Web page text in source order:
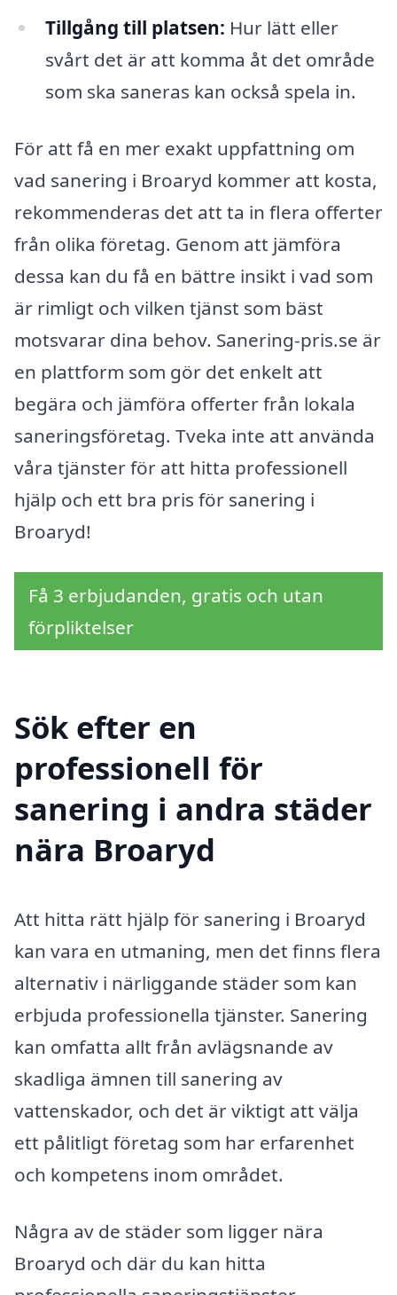
Tillgång till platsen: Hur lätt eller
svårt det är att komma åt det område
som ska saneras kan också spela in.
För att få en mer exakt uppfattning om
vad sanering i Broaryd kommer att kosta,
rekommenderas det att ta in flera offerter
från olika företag. Genom att jämföra
dessa kan du få en bättre insikt i vad som
är rimligt och vilken tjänst som bäst
motsvarar dina behov. Sanering-pris.se är
en plattform som gör det enkelt att
begära och jämföra offerter från lokala
saneringsföretag. Tveka inte att använda
våra tjänster för att hitta professionell
hjälp och ett bra pris för sanering i
Broaryd!
Få 3 erbjudanden, gratis och utan
förpliktelser
Sök efter en
professionell för
sanering i andra städer
nära Broaryd
Att hitta rätt hjälp för sanering i Broaryd
kan vara en utmaning, men det finns flera
alternativ i närliggande städer som kan
erbjuda professionella tjänster. Sanering
kan omfatta allt från avlägsnande av
skadliga ämnen till sanering av
vattenskador, och det är viktigt att välja
ett pålitligt företag som har erfarenhet
och kompetens inom området.
Några av de städer som ligger nära
Broaryd och där du kan hitta